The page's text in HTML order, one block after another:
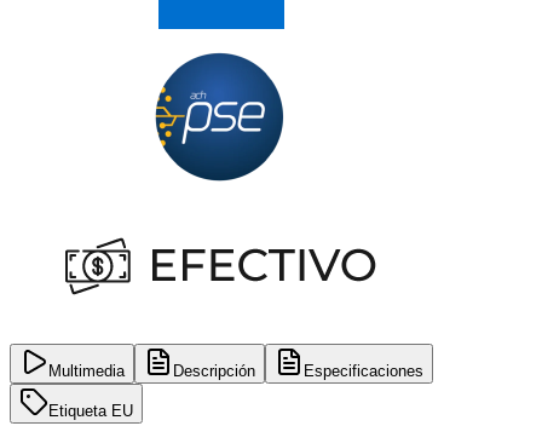
Multimedia Descripción Especificaciones
Etiqueta EU